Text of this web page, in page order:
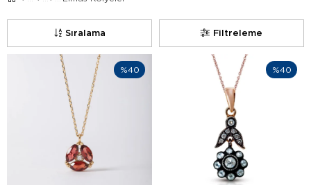
Filtreleme
Sıralama
%40 %40